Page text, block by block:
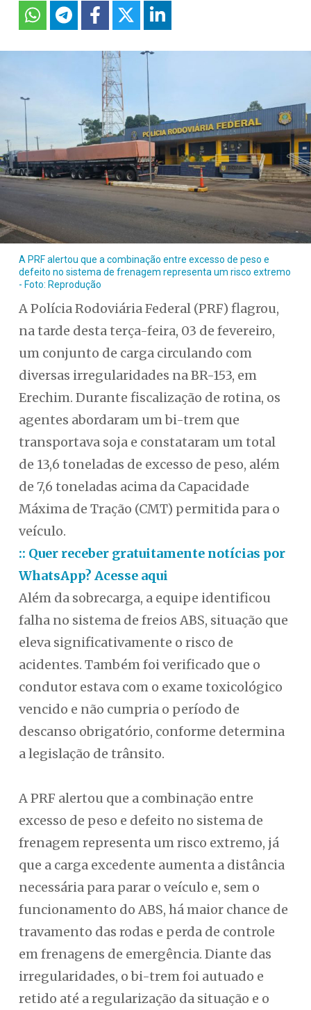
A PRF alertou que a combinação entre excesso de peso e
defeito no sistema de frenagem representa um risco extremo
- Foto: Reprodução
A Polícia Rodoviária Federal (PRF) flagrou,
na tarde desta terça-feira, 03 de fevereiro,
um conjunto de carga circulando com
diversas irregularidades na BR-153, em
Erechim. Durante fiscalização de rotina, os
agentes abordaram um bi-trem que
transportava soja e constataram um total
de 13,6 toneladas de excesso de peso, além
de 7,6 toneladas acima da Capacidade
Máxima de Tração (CMT) permitida para o
veículo.
:: Quer receber gratuitamente notícias por
WhatsApp? Acesse aqui
Além da sobrecarga, a equipe identificou
falha no sistema de freios ABS, situação que
eleva significativamente o risco de
acidentes. Também foi verificado que o
condutor estava com o exame toxicológico
vencido e não cumpria o período de
descanso obrigatório, conforme determina
a legislação de trânsito.
A PRF alertou que a combinação entre
excesso de peso e defeito no sistema de
frenagem representa um risco extremo, já
que a carga excedente aumenta a distância
necessária para parar o veículo e, sem o
funcionamento do ABS, há maior chance de
travamento das rodas e perda de controle
em frenagens de emergência. Diante das
irregularidades, o bi-trem foi autuado e
retido até a regularização da situação e o